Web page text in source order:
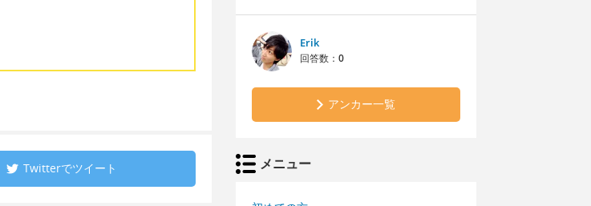
Twitterでツイート
Erik
回答数： 0
アンカー一覧
メニュー